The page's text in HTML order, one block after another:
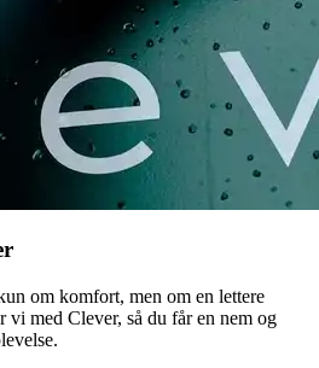
om komfort, men om en lettere
vi med Clever, så du får en nem og